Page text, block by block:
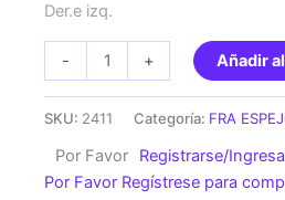
Der.e izq.
-
ATEGO
(435
x
+ Añadir
SKU: 2411 Categoría: FRA
Por Favor Registrarse/
Por Favor Regístrese para